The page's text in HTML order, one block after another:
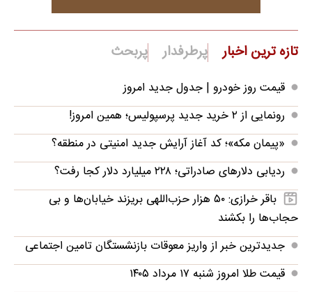
تازه ترین اخبار پرطرفدار پربحث
قیمت روز خودرو | جدول جدید امروز
رونمایی از ۲ خرید جدید پرسپولیس؛ همین امروز!
«پیمان مکه»؛ کد آغاز آرایش جدید امنیتی در منطقه؟
ردیابی دلارهای صادراتی؛ ۲۲۸ میلیارد دلار کجا رفت؟
باقر خرازی: ۵۰ هزار حزب‌اللهی بریزند خیابان‌ها و بی
حجاب‌ها را بکشند
جدیدترین خبر از واریز معوقات بازنشستگان تامین اجتماعی
قیمت طلا امروز شنبه ۱۷ مرداد ۱۴۰۵